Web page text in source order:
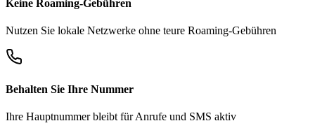
Keine Roaming-Gebühren
Nutzen Sie lokale Netzwerke ohne teure Roaming-Gebühren
Behalten Sie Ihre Nummer
Ihre Hauptnummer bleibt für Anrufe und SMS aktiv